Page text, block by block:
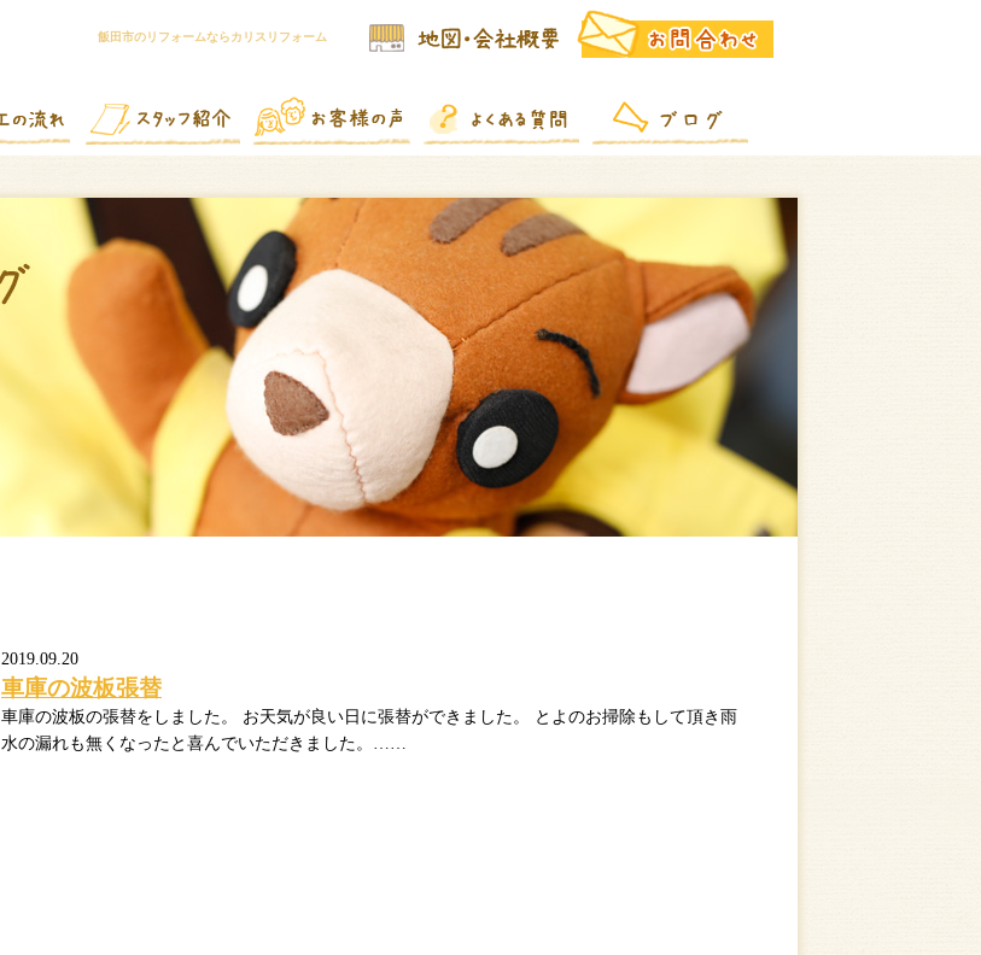
飯田市のリフォームならカリスリフォーム
2019.09.20
車庫の波板張替
車庫の波板の張替をしました。 お天気が良い日に張替ができました。 とよのお掃除もして頂き雨
水の漏れも無くなったと喜んでいただきました。……